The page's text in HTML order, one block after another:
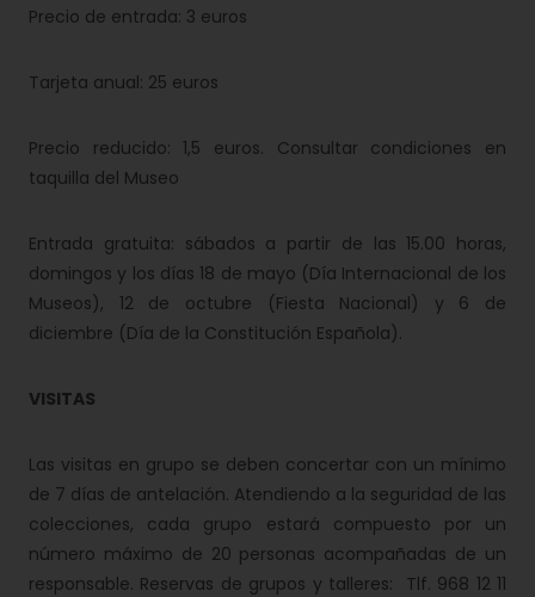
Precio de entrada: 3 euros
Tarjeta anual: 25 euros
Precio reducido: 1,5 euros. Consultar condiciones en
taquilla del Museo
Entrada gratuita: sábados a partir de las 15.00 horas,
domingos y los días 18 de mayo (Día Internacional de los
Museos), 12 de octubre (Fiesta Nacional) y 6 de
diciembre (Día de la Constitución Española).
VISITAS
Las visitas en grupo se deben concertar con un mínimo
de 7 días de antelación. Atendiendo a la seguridad de las
colecciones, cada grupo estará compuesto por un
número máximo de 20 personas acompañadas de un
responsable. Reservas de grupos y talleres: Tlf. 968 12 11